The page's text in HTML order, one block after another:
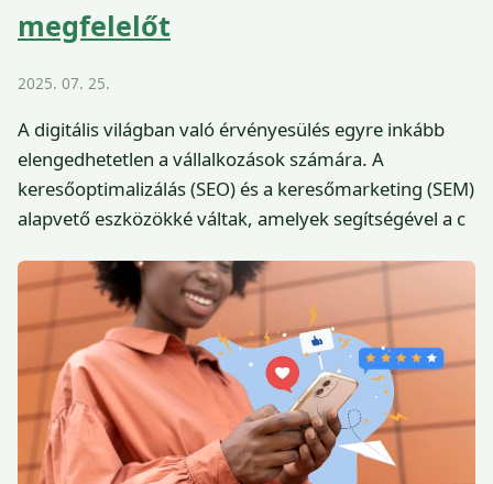
megfelelőt
2025. 07. 25.
A digitális világban való érvényesülés egyre inkább
elengedhetetlen a vállalkozások számára. A
keresőoptimalizálás (SEO) és a keresőmarketing (SEM)
alapvető eszközökké váltak, amelyek segítségével a c